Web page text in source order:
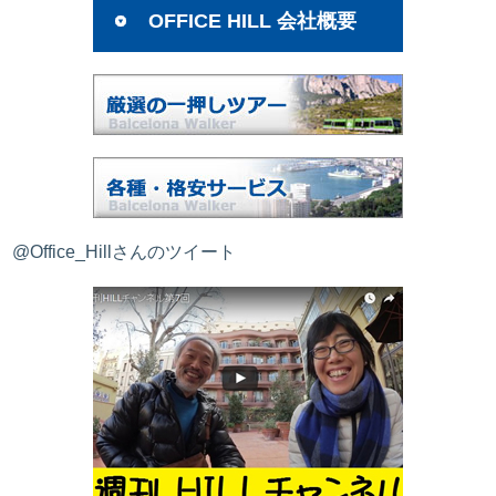
OFFICE HILL 会社概要
@Office_Hillさんのツイート